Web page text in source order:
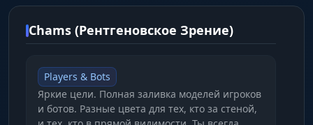
Chams (Рентгеновское Зрение)
Players & Bots
Яркие цели. Полная заливка моделей игроков
и ботов. Разные цвета для тех, кто за стеной,